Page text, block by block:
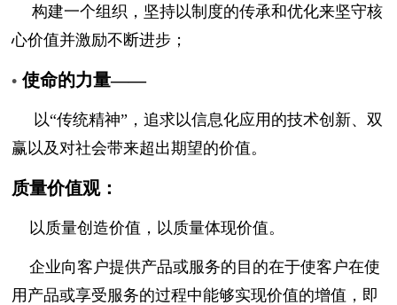
构建一个组织，坚持以制度的传承和优化来坚守核
心价值并激励不断进步；
• 使命的力量——
以“传统精神”，追求以信息化应用的技术创新、双
赢以及对社会带来超出期望的价值。
质量价值观：
以质量创造价值，以质量体现价值。
企业向客户提供产品或服务的目的在于使客户在使
用产品或享受服务的过程中能够实现价值的增值，即